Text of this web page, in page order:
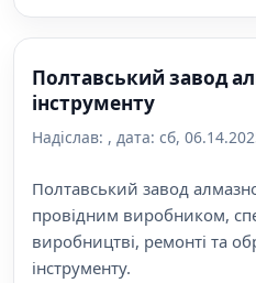
Полтавський завод
інструменту
Надіслав: , дата: сб,
Полтавський завод
провідним виробником,
виробництві, ремонті та
інструменту.